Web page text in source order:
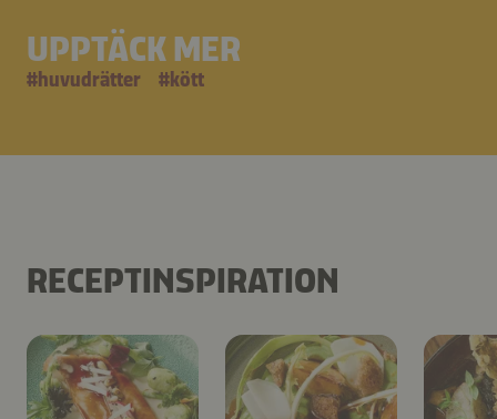
UPPTÄCK MER
#huvudrätter #kött
RECEPTINSPIRATION